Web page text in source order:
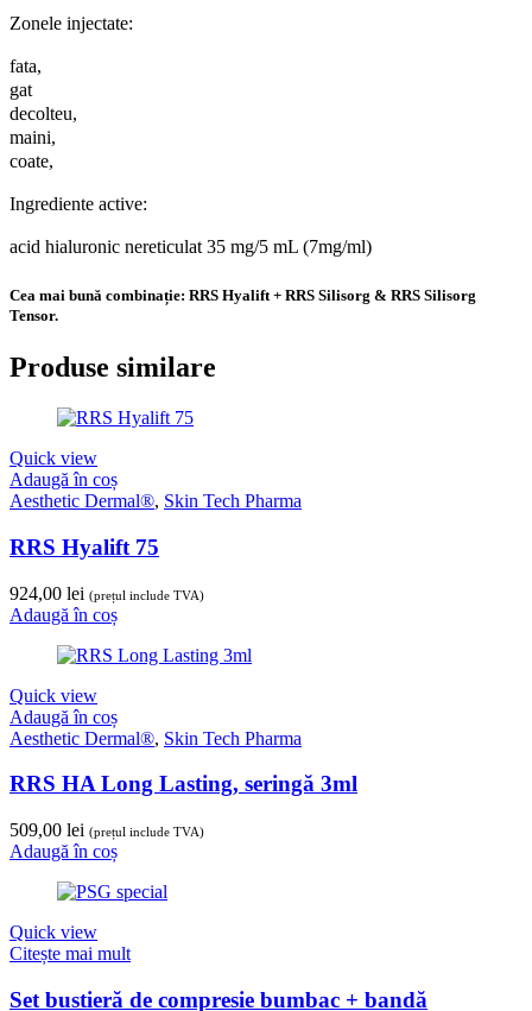
Zonele injectate:
fata,
gat
decolteu,
maini,
coate,
Ingrediente active:
acid hialuronic nereticulat 35 mg/5 mL (7mg/ml)
Cea mai bună combinație: RRS Hyalift + RRS Silisorg & RRS Silisorg
Tensor.
Produse similare
Quick view
Adaugă în coș
Aesthetic Dermal®, Skin Tech Pharma
RRS Hyalift 75
924,00 lei (prețul include TVA)
Adaugă în coș
Quick view
Adaugă în coș
Aesthetic Dermal®, Skin Tech Pharma
RRS HA Long Lasting, seringă 3ml
509,00 lei (prețul include TVA)
Adaugă în coș
Quick view
Citește mai mult
Set bustieră de compresie bumbac + bandă